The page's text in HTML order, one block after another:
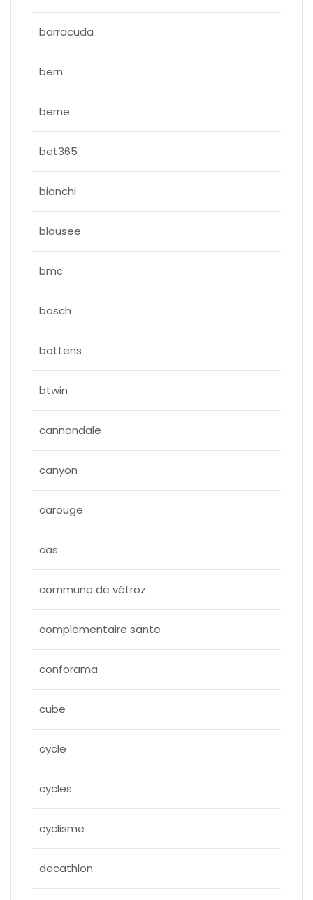
barracuda
bern
berne
bet365
bianchi
blausee
bmc
bosch
bottens
btwin
cannondale
canyon
carouge
cas
commune de vétroz
complementaire sante
conforama
cube
cycle
cycles
cyclisme
decathlon